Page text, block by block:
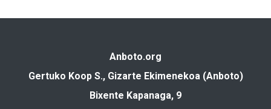
Anboto.org
Gertuko Koop S., Gizarte Ekimenekoa (Anboto)
Bixente Kapanaga, 9